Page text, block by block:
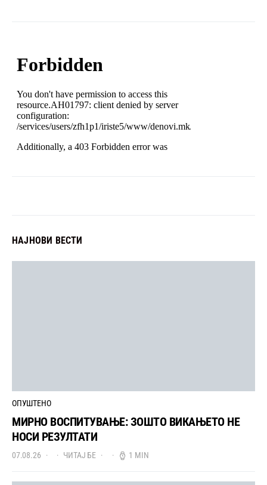
НАЈНОВИ ВЕСТИ
ОПУШТЕНО
МИРНО ВОСПИТУВАЊЕ: ЗОШТО ВИКАЊЕТО НЕ
НОСИ РЕЗУЛТАТИ
07.08.26 ЧИТАЈ БЕ 1 MIN